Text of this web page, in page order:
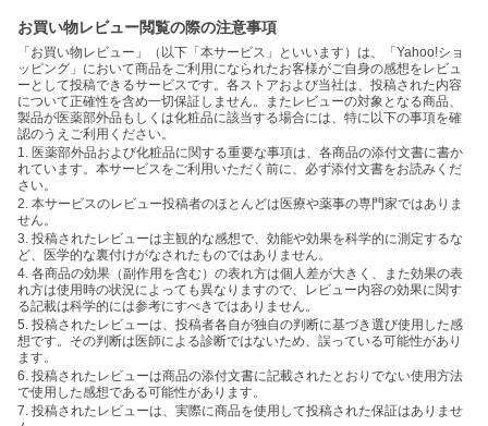
お買い物レビュー閲覧の際の注意事項
「お買い物レビュー」（以下「本サービス」といいます）は、「Yahoo!ショ
ッピング」において商品をご利用になられたお客様がご自身の感想をレビュ
ーとして投稿できるサービスです。各ストアおよび当社は、投稿された内容
について正確性を含め一切保証しません。またレビューの対象となる商品、
製品が医薬部外品もしくは化粧品に該当する場合には、特に以下の事項を確
認のうえご利用ください。
1. 医薬部外品および化粧品に関する重要な事項は、各商品の添付文書に書か
れています。本サービスをご利用いただく前に、必ず添付文書をお読みくだ
さい。
2. 本サービスのレビュー投稿者のほとんどは医療や薬事の専門家ではありま
せん。
3. 投稿されたレビューは主観的な感想で、効能や効果を科学的に測定するな
ど、医学的な裏付けがなされたものではありません。
4. 各商品の効果（副作用を含む）の表れ方は個人差が大きく、また効果の表
れ方は使用時の状況によっても異なりますので、レビュー内容の効果に関す
る記載は科学的には参考にすべきではありません。
5. 投稿されたレビューは、投稿者各自が独自の判断に基づき選び使用した感
想です。その判断は医師による診断ではないため、誤っている可能性があり
ます。
6. 投稿されたレビューは商品の添付文書に記載されたとおりでない使用方法
で使用した感想である可能性があります。
7. 投稿されたレビューは、実際に商品を使用して投稿された保証はありませ